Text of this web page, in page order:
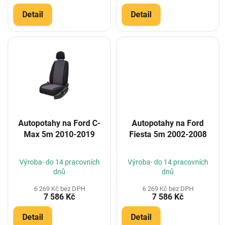
Detail Detail
Autopotahy na Ford C-
Max 5m 2010-2019
Výroba- do 14 pracovních
dnů
6 269 Kč bez DPH
7 586 Kč
Detail
Autopotahy na Ford
Fiesta 5m 2002-2008
Výroba- do 14 pracovních
dnů
6 269 Kč bez DPH
7 586 Kč
Detail